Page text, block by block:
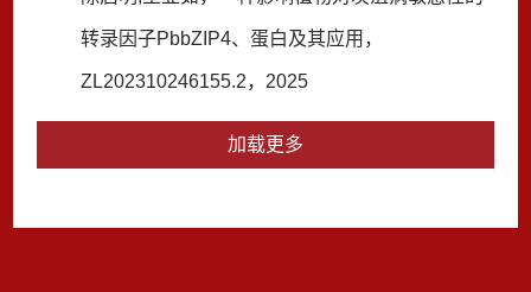
转录因子PbbZIP4、蛋白及其应用，
ZL202310246155.2，2025
加载更多